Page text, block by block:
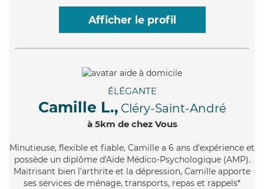
Afficher le profil
ÉLÉGANTE
Camille L., Cléry-Saint-André
à 5km de chez Vous
Minutieuse, flexible et fiable, Camille a 6 ans d'expérience et
possède un diplôme d'Aide Médico-Psychologique (AMP).
Maitrisant bien l'arthrite et la dépression, Camille apporte
ses services de ménage, transports, repas et rappels*